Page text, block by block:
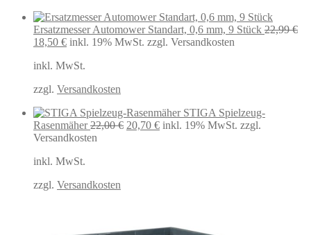
Ersatzmesser Automower Standart, 0,6 mm, 9 Stück 22,99€
Ursprünglicher
war:
18,50 €Aktueller
ist:
inkl. 19% MwSt. zzgl. Versandkosten
inkl. MwSt.
zzgl. Versandkosten
STIGA Spielzeug-
Rasenmäher 22,00€ Ursprünglicher
20,70 €Aktueller
inkl. 19% MwSt. zzgl.
Versandkosten
inkl. MwSt.
zzgl. Versandkosten